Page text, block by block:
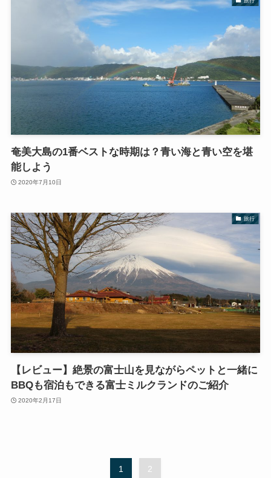
奄美大島の1番ベストな時期は？青い海と青い空を堪
能しよう
2020年7月10日
旅行
【レビュー】絶景の富士山を見ながらペットと一緒に
BBQも宿泊もできる富士ミルクランドのご紹介
2020年2月17日
1 2